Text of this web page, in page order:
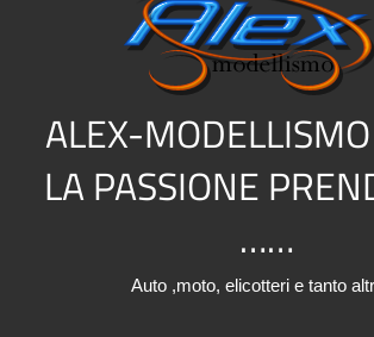
ALEX-
LA PASSIONE
……
Auto ,moto, elicotteri e tanto